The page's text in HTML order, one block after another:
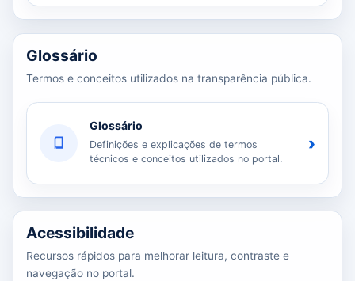
Glossário
Termos e conceitos utilizados na transparência pública.
Glossário
Definições e explicações de termos
técnicos e conceitos utilizados no portal.
›
Acessibilidade
Recursos rápidos para melhorar leitura, contraste e
navegação no portal.